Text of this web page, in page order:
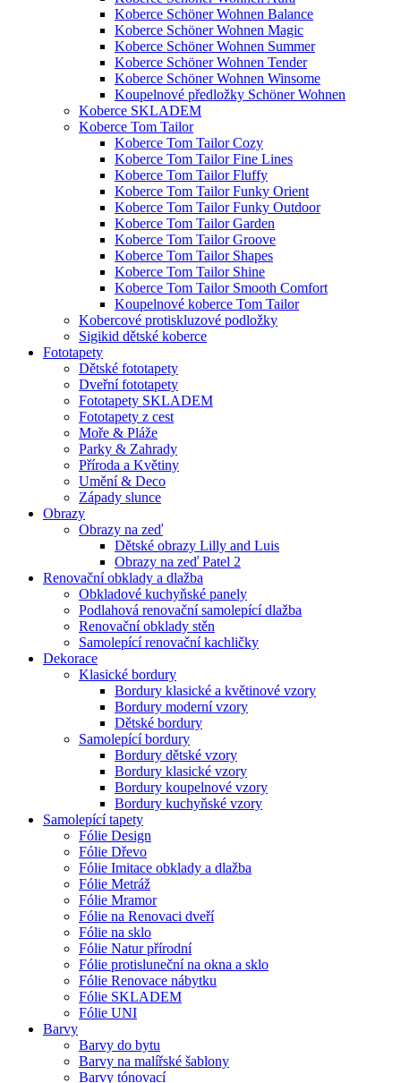
Koberce Schöner Wohnen Balance
Koberce Schöner Wohnen Magic
Koberce Schöner Wohnen Summer
Koberce Schöner Wohnen Tender
Koberce Schöner Wohnen Winsome
Koupelnové předložky Schöner Wohnen
Koberce SKLADEM
Koberce Tom Tailor
Koberce Tom Tailor Cozy
Koberce Tom Tailor Fine Lines
Koberce Tom Tailor Fluffy
Koberce Tom Tailor Funky Orient
Koberce Tom Tailor Funky Outdoor
Koberce Tom Tailor Garden
Koberce Tom Tailor Groove
Koberce Tom Tailor Shapes
Koberce Tom Tailor Shine
Koberce Tom Tailor Smooth Comfort
Koupelnové koberce Tom Tailor
Kobercové protiskluzové podložky
Sigikid dětské koberce
Fototapety
Dětské fototapety
Dveřní fototapety
Fototapety SKLADEM
Fototapety z cest
Moře & Pláže
Parky & Zahrady
Příroda a Květiny
Umění & Deco
Západy slunce
Obrazy
Obrazy na zeď
Dětské obrazy Lilly and Luis
Obrazy na zeď Patel 2
Renovační obklady a dlažba
Obkladové kuchyňské panely
Podlahová renovační samolepící dlažba
Renovační obklady stěn
Samolepící renovační kachličky
Dekorace
Klasické bordury
Bordury klasické a květinové vzory
Bordury moderní vzory
Dětské bordury
Samolepící bordury
Bordury dětské vzory
Bordury klasické vzory
Bordury koupelnové vzory
Bordury kuchyňské vzory
Samolepící tapety
Fólie Design
Fólie Dřevo
Fólie Imitace obklady a dlažba
Fólie Metráž
Fólie Mramor
Fólie na Renovaci dveří
Fólie na sklo
Fólie Natur přírodní
Fólie protisluneční na okna a sklo
Fólie Renovace nábytku
Fólie SKLADEM
Fólie UNI
Barvy
Barvy do bytu
Barvy na malířské šablony
Barvy tónovací